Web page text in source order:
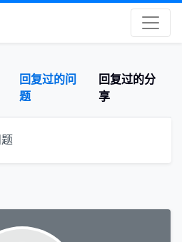
回复过的问
题
回复过的分
享